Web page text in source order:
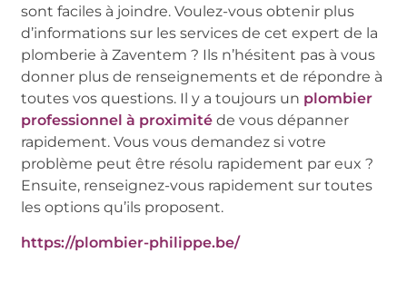
sont faciles à joindre. Voulez-vous obtenir plus
d’informations sur les services de cet expert de la
plomberie à Zaventem ? Ils n’hésitent pas à vous
donner plus de renseignements et de répondre à
toutes vos questions. Il y a toujours un plombier
professionnel à proximité de vous dépanner
rapidement. Vous vous demandez si votre
problème peut être résolu rapidement par eux ?
Ensuite, renseignez-vous rapidement sur toutes
les options qu’ils proposent.
https://plombier-philippe.be/